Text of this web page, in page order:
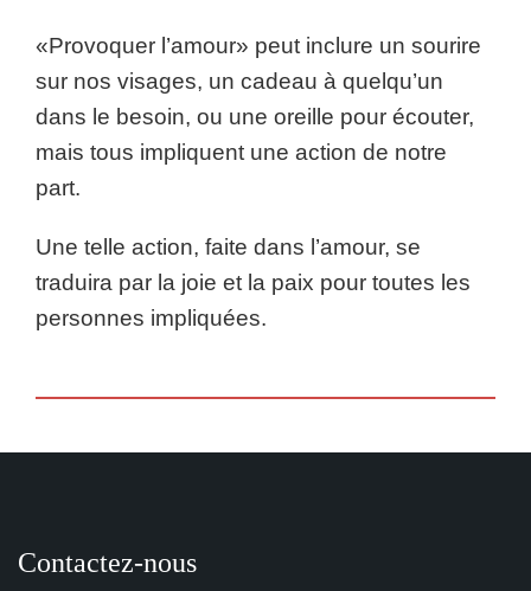
«Provoquer l’amour» peut inclure un sourire
sur nos visages, un cadeau à quelqu’un
dans le besoin, ou une oreille pour écouter,
mais tous impliquent une action de notre
part.
Une telle action, faite dans l’amour, se
traduira par la joie et la paix pour toutes les
personnes impliquées.
Contactez-nous